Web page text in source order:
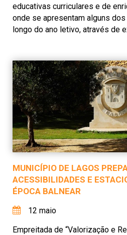
educativas curriculares e de
onde se apresentam alguns
longo do ano letivo, através de
MUNICÍPIO DE LAGOS
ACESSIBILIDADES E
ÉPOCA BALNEAR
12 maio
Empreitada de “Valorização e